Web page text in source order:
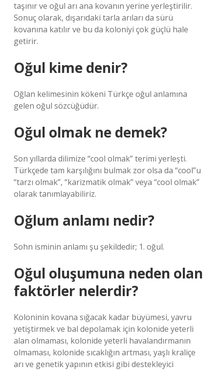
taşınır ve oğul arı ana kovanın yerine yerleştirilir.
Sonuç olarak, dışarıdaki tarla arıları da sürü
kovanına katılır ve bu da koloniyi çok güçlü hale
getirir.
Oğul kime denir?
Oğlan kelimesinin kökeni Türkçe oğul anlamına
gelen oğul sözcüğüdür.
Oğul olmak ne demek?
Son yıllarda dilimize “cool olmak” terimi yerleşti.
Türkçede tam karşılığını bulmak zor olsa da “cool”u
“tarzı olmak”, “karizmatik olmak” veya “cool olmak”
olarak tanımlayabiliriz.
Oğlum anlamı nedir?
Sohn isminin anlamı şu şekildedir; 1. oğul.
Oğul oluşumuna neden olan
faktörler nelerdir?
Koloninin kovana sığacak kadar büyümesi, yavru
yetiştirmek ve bal depolamak için kolonide yeterli
alan olmaması, kolonide yeterli havalandırmanın
olmaması, kolonide sıcaklığın artması, yaşlı kraliçe
arı ve genetik yapının etkisi gibi destekleyici